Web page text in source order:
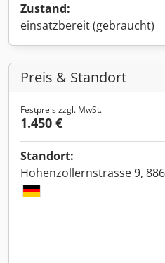
Zustand:
einsatzbereit (gebraucht)
Preis & Standort
Festpreis zzgl. MwSt.
1.450 €
Standort:
Hohenzollernstrasse 9,